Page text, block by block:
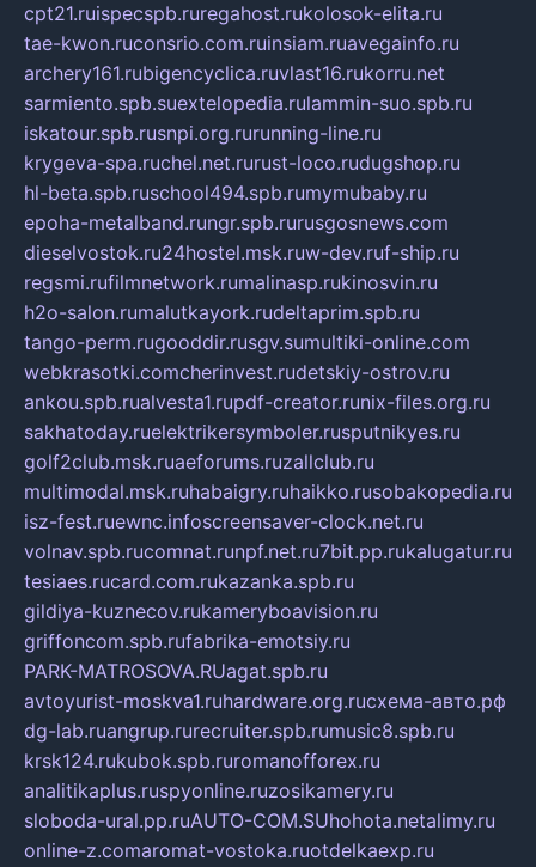
cpt21.ruispecspb.ruregahost.rukolosok-elita.ru
tae-kwon.ruconsrio.com.ruinsiam.ruavegainfo.ru
archery161.rubigencyclica.ruvlast16.rukorru.net
sarmiento.spb.suextelopedia.rulammin-suo.spb.ru
iskatour.spb.rusnpi.org.rurunning-line.ru
krygeva-spa.ruchel.net.rurust-loco.rudugshop.ru
hl-beta.spb.ruschool494.spb.rumymubaby.ru
epoha-metalband.rungr.spb.rurusgosnews.com
dieselvostok.ru24hostel.msk.ruw-dev.ruf-ship.ru
regsmi.rufilmnetwork.rumalinasp.rukinosvin.ru
h2o-salon.rumalutkayork.rudeltaprim.spb.ru
tango-perm.rugooddir.rusgv.sumultiki-online.com
webkrasotki.comcherinvest.rudetskiy-ostrov.ru
ankou.spb.rualvesta1.rupdf-creator.runix-files.org.ru
sakhatoday.ruelektrikersymboler.rusputnikyes.ru
golf2club.msk.ruaeforums.ruzallclub.ru
multimodal.msk.ruhabaigry.ruhaikko.rusobakopedia.ru
isz-fest.ruewnc.infoscreensaver-clock.net.ru
volnav.spb.rucomnat.runpf.net.ru7bit.pp.rukalugatur.ru
tesiaes.rucard.com.rukazanka.spb.ru
gildiya-kuznecov.rukameryboavision.ru
griffoncom.spb.rufabrika-emotsiy.ru
PARK-MATROSOVA.RUagat.spb.ru
avtoyurist-moskva1.ruhardware.org.ruсхема-авто.рф
dg-lab.ruangrup.rurecruiter.spb.rumusic8.spb.ru
krsk124.rukubok.spb.ruromanofforex.ru
analitikaplus.ruspyonline.ruzosikamery.ru
sloboda-ural.pp.ruAUTO-COM.SUhohota.netalimy.ru
online-z.comaromat-vostoka.ruotdelkaexp.ru